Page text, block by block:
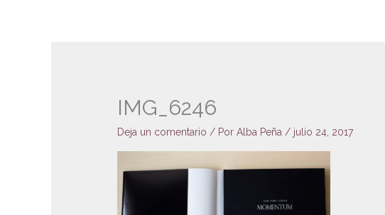
IMG_6246
Deja un comentario / PorAlba Peña / julio 24, 2017